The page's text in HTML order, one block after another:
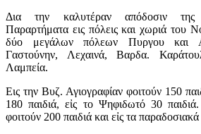
Δια την καλυτέραν απόδοσιν της
Παραρτήματα εις πόλεις και χωριά του
δύο μεγάλων πόλεων Πυργου και
Γαστούνην, Λεχαινά, Βαρδα.
Λαμπεία.
Εις την Βυζ. Αγιογραφίαν φοιτούν 150
180 παιδιά, εἰς το Ψηφιδωτό 30
φοιτούν 200 παιδιά και εἰς τα